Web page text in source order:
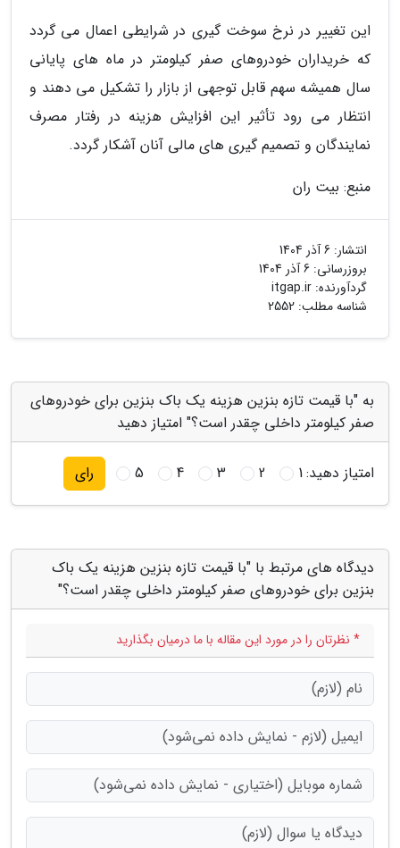
این تغییر در نرخ سوخت گیری در شرایطی اعمال می گردد
که خریداران خودروهای صفر کیلومتر در ماه های پایانی
سال همیشه سهم قابل توجهی از بازار را تشکیل می دهند و
انتظار می رود تأثیر این افزایش هزینه در رفتار مصرف
نمایندگان و تصمیم گیری های مالی آنان آشکار گردد.
منبع: بیت ران
انتشار: 6 آذر 1404
بروزرسانی: 6 آذر 1404
گردآورنده: itgap.ir
شناسه مطلب: 2552
به "با قیمت تازه بنزین هزینه یک باک بنزین برای خودروهای
صفر کیلومتر داخلی چقدر است؟" امتیاز دهید
امتیاز دهید:1
2
3
4
5 رای
دیدگاه های مرتبط با "با قیمت تازه بنزین هزینه یک باک
بنزین برای خودروهای صفر کیلومتر داخلی چقدر است؟"
* نظرتان را در مورد این مقاله با ما درمیان بگذارید